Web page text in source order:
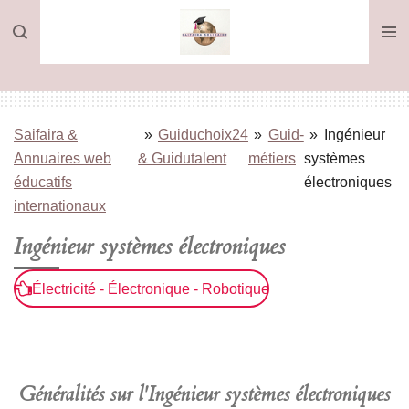
au
contenu
principal
Saifaira &
Annuaires web
éducatifs
internationaux
» Guiduchoix24
& Guidutalent
» Guid-
métiers
»
Ingénieur
systèmes
électroniques
Ingénieur systèmes électroniques
Électricité - Électronique - Robotique
Généralités sur l'Ingénieur systèmes électroniques